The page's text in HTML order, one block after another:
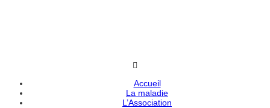
Accueil
La maladie
L’Association